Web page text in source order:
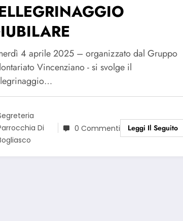
4 aprile 2025 – organizzato dal Gruppo
Vincenziano - si svolge il
Di
0 Commenti Leggi Il Seguito